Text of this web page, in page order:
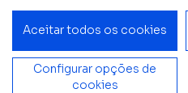
Aceitar todos os cookies
Configurar opções de
cookies